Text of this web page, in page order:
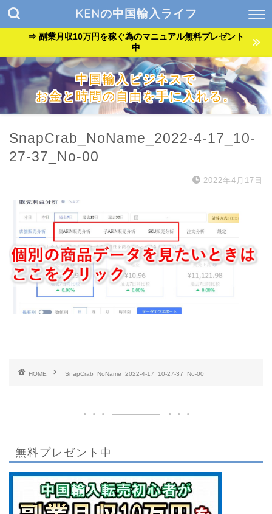
KENの中国輸入ライフ
⇒ 副業月収10万円を稼ぐ為のマニュアル無料プレゼント
中
中国輸入ビジネスで
お金と時間の自由を手に入れる。
た方法を公開中。
SnapCrab_NoName_2022-4-17_10-
27-37_No-00
2022年4月17日
HOME SnapCrab_NoName_2022-4-17_10-27-37_No-00
無料プレゼント中